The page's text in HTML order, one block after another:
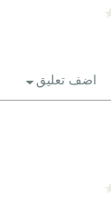
اضف تعليق